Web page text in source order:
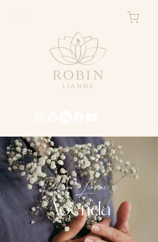
Robin Lianne's
Agenda